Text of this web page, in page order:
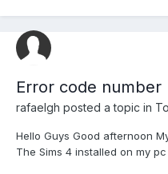
Error code number
rafaelgh posted a topic in
Hello Guys Good afternoon
The Sims 4 installed on my